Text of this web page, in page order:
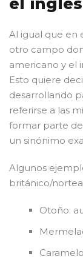
Al igual que en
otro campo
americano y el
Esto quiere
desarrollando
referirse a las
formar parte
un sinónimo
Algunos
británico/
Otoño: